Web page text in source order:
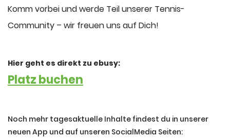
Komm vorbei und werde Teil unserer Tennis-
Community – wir freuen uns auf Dich!
Hier geht es direkt zu ebusy:
Platz buchen
Noch mehr tagesaktuelle Inhalte findest du in unserer
neuen App und auf unseren SocialMedia Seiten: